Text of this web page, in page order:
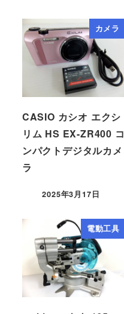
カメラ
CASIO カシオ エクシ
リム HS EX-ZR400 コ
ンパクトデジタルカメ
ラ
2025年3月17日
電動工具